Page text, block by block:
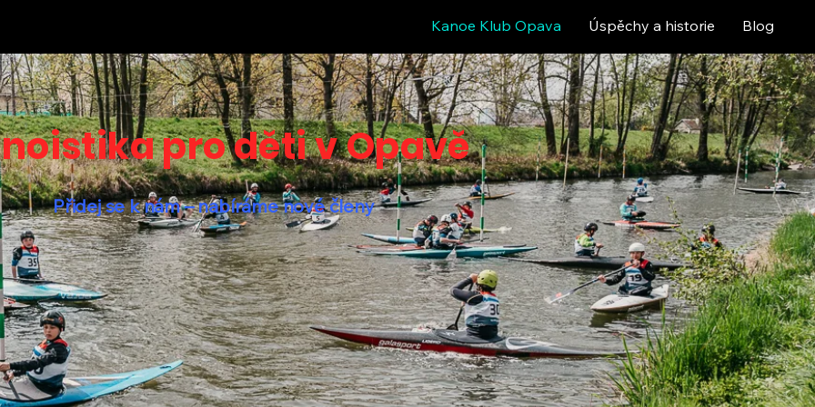
Kanoe Klub Opava Úspěchy a historie Blog
pro děti v Opavě
Přidej se k nám – nabíráme nové členy